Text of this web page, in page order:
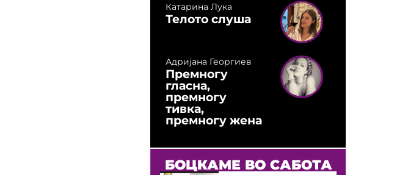
Катарина Лука
Телото слуша
Адријана Георгиев
Премногу
гласна,
премногу
тивка,
премногу жена
БОЦКАМЕ ВО САБОТА